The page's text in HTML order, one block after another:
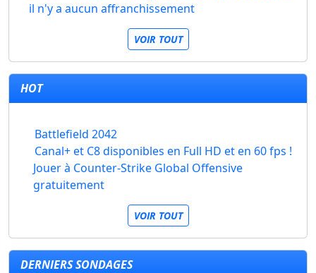
il n'y a aucun affranchissement
VOIR TOUT
HOT
Battlefield 2042
Canal+ et C8 disponibles en Full HD et en 60 fps !
Jouer à Counter-Strike Global Offensive
gratuitement
VOIR TOUT
DERNIERS SONDAGES